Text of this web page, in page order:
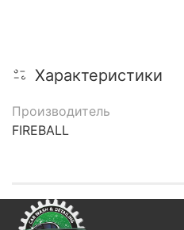
Характеристики
Производитель
FIREBALL